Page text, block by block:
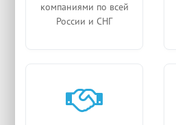
компаниями по всей
России и СНГ